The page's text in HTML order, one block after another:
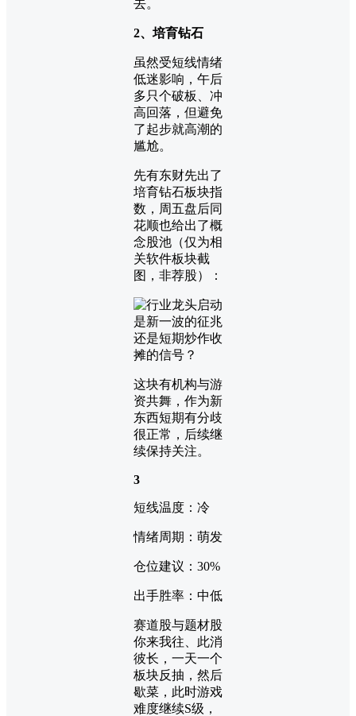
去。
2、培育钻石
虽然受短线情绪
低迷影响，午后
多只个破板、冲
高回落，但避免
了起步就高潮的
尴尬。
先有东财先出了
培育钻石板块指
数，周五盘后同
花顺也给出了概
念股池（仅为相
关软件板块截
图，非荐股）：
这块有机构与游
资共舞，作为新
东西短期有分歧
很正常，后续继
续保持关注。
3
短线温度：冷
情绪周期：萌发
仓位建议：30%
出手胜率：中低
赛道股与题材股
你来我往、此消
彼长，一天一个
板块反抽，然后
歇菜，此时游戏
难度继续S级，